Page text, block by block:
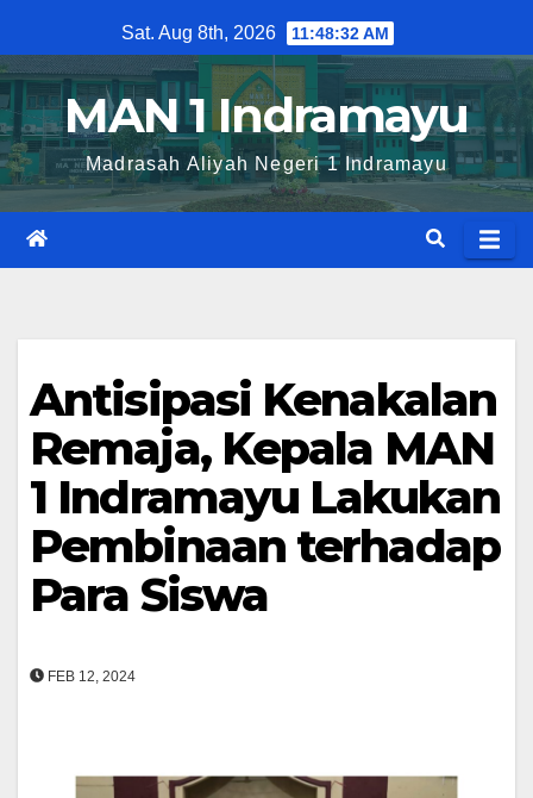
to
content
Sat. Aug 8th, 2026 11:48:33 AM
MAN 1 Indramayu
Madrasah Aliyah Negeri 1 Indramayu
Antisipasi Kenakalan
Remaja, Kepala MAN
1 Indramayu Lakukan
Pembinaan terhadap
Para Siswa
FEB 12, 2024